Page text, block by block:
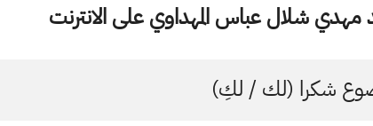
مهدي شلال عباس المهداوي على الانترنت
شكرا (لك / لكِ)